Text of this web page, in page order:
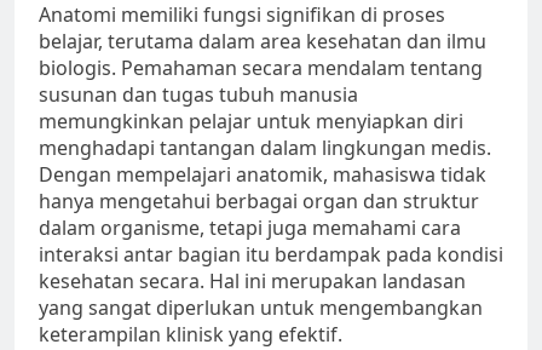
Anatomi memiliki fungsi signifikan di proses
belajar, terutama dalam area kesehatan dan ilmu
biologis. Pemahaman secara mendalam tentang
susunan dan tugas tubuh manusia
memungkinkan pelajar untuk menyiapkan diri
menghadapi tantangan dalam lingkungan medis.
Dengan mempelajari anatomik, mahasiswa tidak
hanya mengetahui berbagai organ dan struktur
dalam organisme, tetapi juga memahami cara
interaksi antar bagian itu berdampak pada kondisi
kesehatan secara. Hal ini merupakan landasan
yang sangat diperlukan untuk mengembangkan
keterampilan klinisk yang efektif.